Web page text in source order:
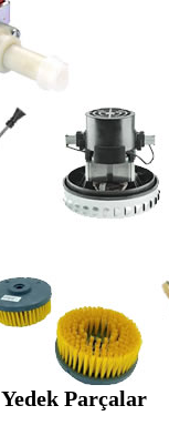
Yedek Parçalar